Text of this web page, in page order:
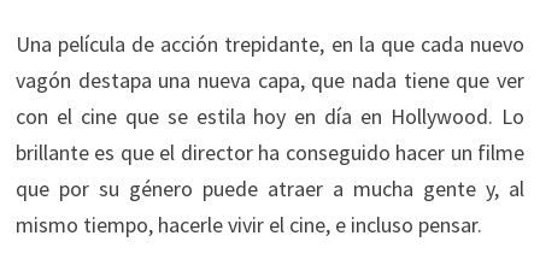
Una película de acción trepidante, en la que cada nuevo
vagón destapa una nueva capa, que nada tiene que ver
con el cine que se estila hoy en día en Hollywood. Lo
brillante es que el director ha conseguido hacer un filme
que por su género puede atraer a mucha gente y, al
mismo tiempo, hacerle vivir el cine, e incluso pensar.